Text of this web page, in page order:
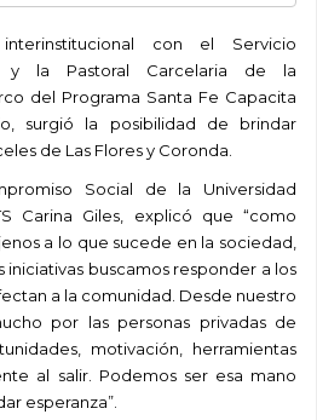
con el Servicio
y la Pastoral Carcelaria de la
del Programa Santa Fe Capacita
surgió la posibilidad de brindar
de Las Flores y Coronda.
Social de la Universidad
Carina Giles, explicó que “como
a lo que sucede en la sociedad,
iniciativas buscamos responder a los
a la comunidad. Desde nuestro
por las personas privadas de
motivación, herramientas
al salir. Podemos ser esa mano
esperanza”.